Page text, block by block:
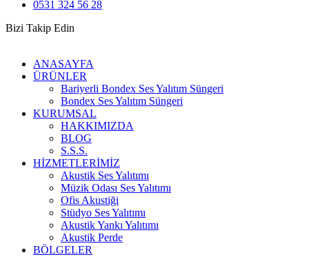
0531 324 56 28
Bizi Takip Edin
ANASAYFA
ÜRÜNLER
Bariyerli Bondex Ses Yalıtım Süngeri
Bondex Ses Yalıtım Süngeri
KURUMSAL
HAKKIMIZDA
BLOG
S.S.S.
HİZMETLERİMİZ
Akustik Ses Yalıtımı
Müzik Odası Ses Yalıtımı
Ofis Akustiği
Stüdyo Ses Yalıtımı
Akustik Yankı Yalıtımı
Akustik Perde
BÖLGELER